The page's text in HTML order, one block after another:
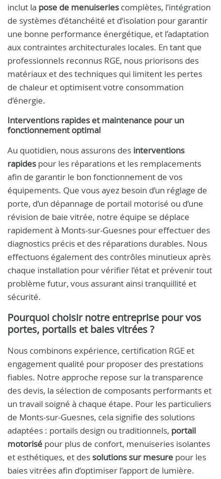
inclut la pose de menuiseries complètes, l’intégration
de systèmes d’étanchéité et d’isolation pour garantir
une bonne performance énergétique, et l’adaptation
aux contraintes architecturales locales. En tant que
professionnels reconnus RGE, nous priorisons des
matériaux et des techniques qui limitent les pertes
de chaleur et optimisent votre consommation
d’énergie.
Interventions rapides et maintenance pour un
fonctionnement optimal
Au quotidien, nous assurons des interventions
rapides pour les réparations et les remplacements
afin de garantir le bon fonctionnement de vos
équipements. Que vous ayez besoin d’un réglage de
porte, d’un dépannage de portail motorisé ou d’une
révision de baie vitrée, notre équipe se déplace
rapidement à Monts-sur-Guesnes pour effectuer des
diagnostics précis et des réparations durables. Nous
effectuons également des contrôles minutieux après
chaque installation pour vérifier l’état et prévenir tout
problème futur, vous assurant ainsi tranquillité et
sécurité.
Pourquoi choisir notre entreprise pour vos
portes, portails et baies vitrées ?
Nous combinons expérience, certification RGE et
engagement qualité pour proposer des prestations
fiables. Notre approche repose sur la transparence
des devis, la sélection de composants performants et
un travail soigné à chaque étape. Pour les particuliers
de Monts-sur-Guesnes, cela signifie des solutions
adaptées : portails design ou traditionnels, portail
motorisé pour plus de confort, menuiseries isolantes
et esthétiques, et des solutions sur mesure pour les
baies vitrées afin d’optimiser l’apport de lumière.